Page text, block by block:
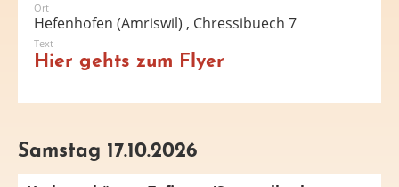
Ort
Hefenhofen (Amriswil) , Chressibuech 7
Text
Hier gehts zum Flyer
Samstag 17.10.2026